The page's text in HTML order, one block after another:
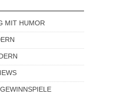
MIT HUMOR